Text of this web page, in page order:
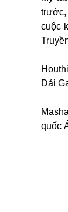
trước,
cuộc
Dải
quốc